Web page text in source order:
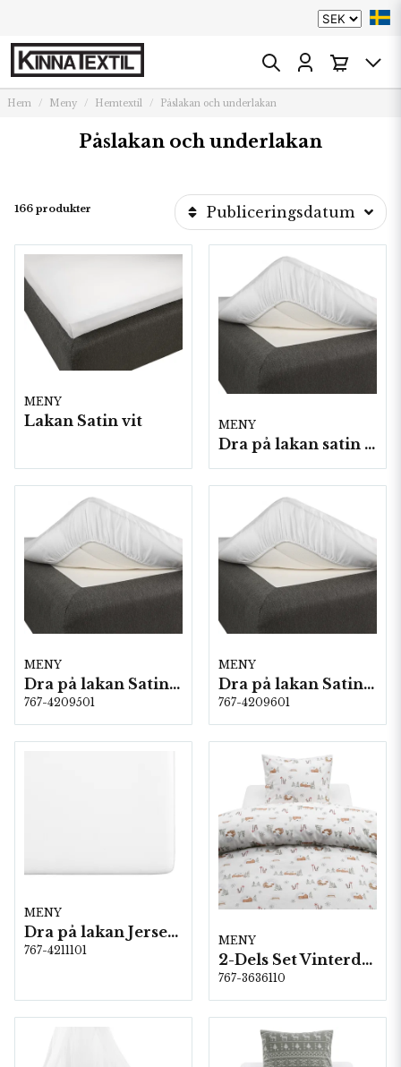
Hem Meny Hemtextil Påslakan och underlakan
Påslakan och underlakan
166 produkter Publiceringsdatum
MENY
Lakan Satin vit MENY
Dra på lakan satin vit
MENY
Dra på lakan Satin 160x200 cm Vit
767-4209501
MENY
Dra på lakan Satin 180x200 cm Vit
767-4209601
MENY
Dra på lakan Jersey 40x90 cm Vit
767-4211101
MENY
2-Dels Set Vinterdala Grön
767-3636110